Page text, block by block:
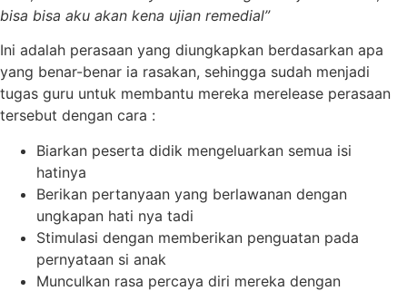
bisa bisa aku akan kena ujian remedial”
Ini adalah perasaan yang diungkapkan berdasarkan apa
yang benar-benar ia rasakan, sehingga sudah menjadi
tugas guru untuk membantu mereka merelease perasaan
tersebut dengan cara :
Biarkan peserta didik mengeluarkan semua isi
hatinya
Berikan pertanyaan yang berlawanan dengan
ungkapan hati nya tadi
Stimulasi dengan memberikan penguatan pada
pernyataan si anak
Munculkan rasa percaya diri mereka dengan